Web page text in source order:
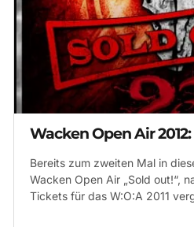
Wacken Open Air
Bereits zum zweiten Mal in
Wacken Open Air „Sold out!“,
Tickets für das W:O:A 2011